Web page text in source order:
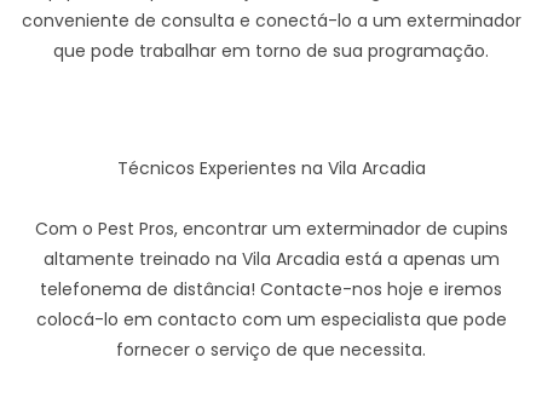
conveniente de consulta e conectá-lo a um exterminador
que pode trabalhar em torno de sua programação.
Técnicos Experientes na Vila Arcadia
Com o Pest Pros, encontrar um exterminador de cupins
altamente treinado na Vila Arcadia está a apenas um
telefonema de distância! Contacte-nos hoje e iremos
colocá-lo em contacto com um especialista que pode
fornecer o serviço de que necessita.